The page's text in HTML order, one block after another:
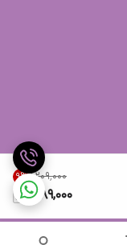
۱٬۲۰۹٬۰۰۰ 9%
1,089,000